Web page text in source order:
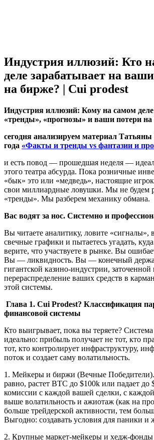
Индустрия иллюзий: Кто
деле зарабатывает на
на бирже? | Cui prodest
Индустрия иллюзий: Кому на самом
«тренды», «прогнозы» и ваши потери
сегодня анализируем материал
года «Факты и тренды vs фантазии и
и есть повод — прошедшая неделя —
этого театра абсурда. Пока розничные
«бык» это или «медведь», настоящие
свои миллиардные ловушки. Мы не будем
«тренды». Мы разберем механику обмана.
Вас водят за нос. Системно и
Вы читаете аналитику, ловите «сигналы»,
свечные графики и пытаетесь угадать,
верите, что участвуете в рынке. Вы
Вы — ликвидность. Вы — конечный
гигантской казино-индустрии, заточенной
перераспределение ваших средств в
этой системы.
Глава 1. Cui Prodest? Классификация
финансовой системы
Кто выигрывает, пока вы теряете?
идеально: прибыль получает не тот, кто
тот, кто контролирует инфраструктуру,
поток и создает саму волатильность.
1. Мейкеры и биржи (Вечные
равно, растет BTC до $100k или падает
комиссии с каждой вашей сделки, с
выше волатильность и ажиотаж (как на
больше трейдерской активности, тем
Выгодно: создавать условия для паники и
2. Крупные маркет-мейкеры и хедж-